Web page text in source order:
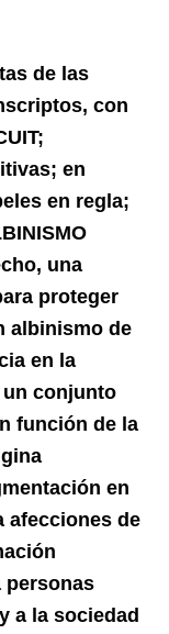
de las
con
en
en regla;
una
proteger
albinismo de
en la
conjunto
función de la
en
afecciones de
personas
a la sociedad